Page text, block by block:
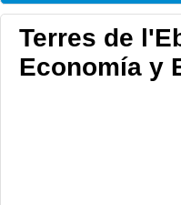
Terres de
Economía y